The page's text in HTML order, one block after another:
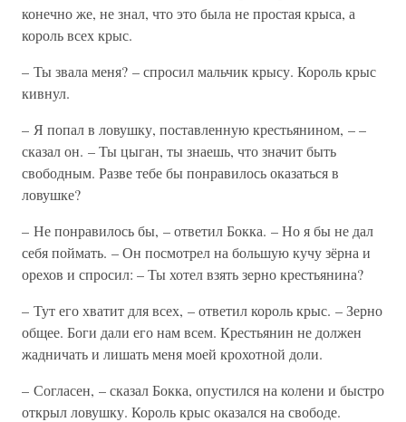
конечно же, не знал, что это была не простая крыса, а
король всех крыс.
– Ты звала меня? – спросил мальчик крысу. Король крыс
кивнул.
– Я попал в ловушку, поставленную крестьянином, – –
сказал он. – Ты цыган, ты знаешь, что значит быть
свободным. Разве тебе бы понравилось оказаться в
ловушке?
– Не понравилось бы, – ответил Бокка. – Но я бы не дал
себя поймать. – Он посмотрел на большую кучу зёрна и
орехов и спросил: – Ты хотел взять зерно крестьянина?
– Тут его хватит для всех, – ответил король крыс. – Зерно
общее. Боги дали его нам всем. Крестьянин не должен
жадничать и лишать меня моей крохотной доли.
– Согласен, – сказал Бокка, опустился на колени и быстро
открыл ловушку. Король крыс оказался на свободе.